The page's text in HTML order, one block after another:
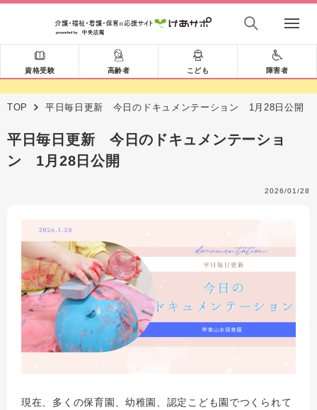
資格受験 高齢者 こども 障害者
TOP 平日毎日更新 今日のドキュメンテーション 1月28日公開
平日毎日更新 今日のドキュメンテーショ
ン 1月28日公開
2026/01/28
現在、多くの保育園、幼稚園、認定こども園でつくられて